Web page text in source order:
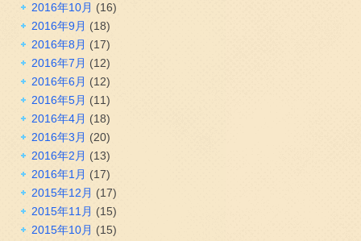
2016年10月 (16)
2016年9月 (18)
2016年8月 (17)
2016年7月 (12)
2016年6月 (12)
2016年5月 (11)
2016年4月 (18)
2016年3月 (20)
2016年2月 (13)
2016年1月 (17)
2015年12月 (17)
2015年11月 (15)
2015年10月 (15)